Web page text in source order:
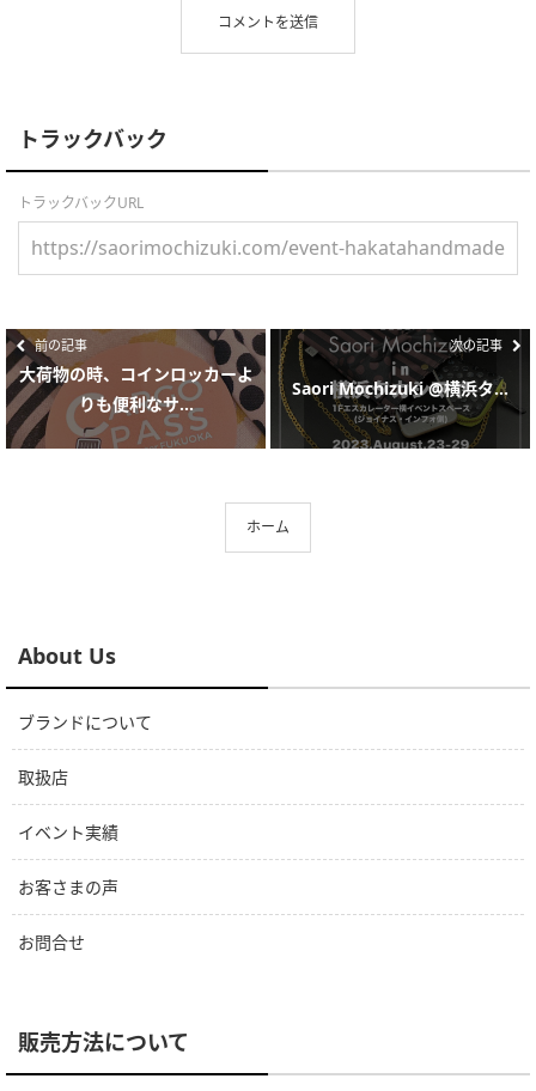
トラックバック
トラックバックURL
前の記事
大荷物の時、コインロッカーよ
りも便利なサ...
次の記事
Saori Mochizuki @横浜タ...
ホーム
About Us
ブランドについて
取扱店
イベント実績
お客さまの声
お問合せ
販売方法について